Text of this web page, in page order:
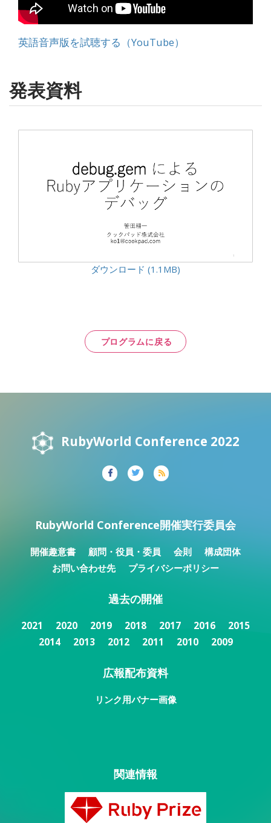
英語音声版を試聴する（YouTube）
発表資料
ダウンロード (1.1MB)
プログラムに戻る
RubyWorld Conference 2022
RubyWorld Conference開催実行委員会
開催趣意書 顧問・役員・委員 会則
構成団体
お問い合わせ先
プライバシーポリシー
過去の開催
2021 2020 2019 2018 2017 2016
2015
2014
2013 2012 2011 2010 2009
広報配布資料
リンク用バナー画像
関連情報